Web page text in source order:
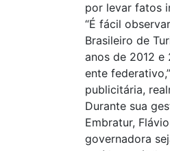
por levar fatos
“É fácil
Brasileiro de
anos de 2012
ente
publicitária,
Durante sua
Embratur,
governadora